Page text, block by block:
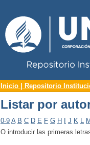
Listar por
Inicio | Repositorio
Listar por
0-9 A B C D E F G H J K L M
O introducir las primeras